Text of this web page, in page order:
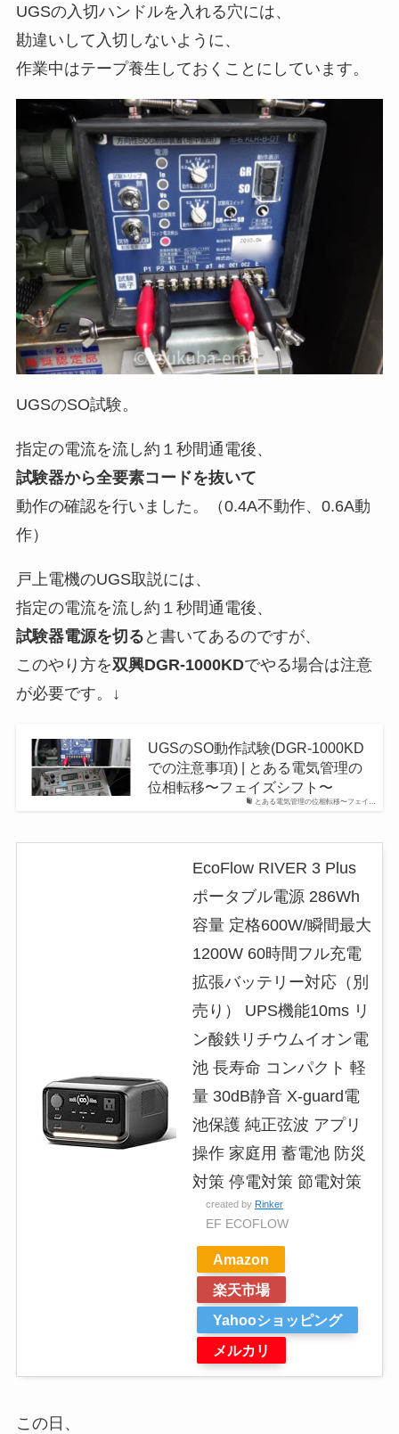
UGSの入切ハンドルを入れる穴には、
勘違いして入切しないように、
作業中はテープ養生しておくことにしています。
UGSのSO試験。
指定の電流を流し約１秒間通電後、
試験器から全要素コードを抜いて
動作の確認を行いました。（0.4A不動作、0.6A動
作）
戸上電機のUGS取説には、
指定の電流を流し約１秒間通電後、
試験器電源を切る と書いてあるのですが、
このやり方を双興DGR-1000KDでやる場合は注意
が必要です。↓
とある電気管理の位相転移〜フェイ…
UGSのSO動作試験(DGR-1000KD
での注意事項) | とある電気管理の
位相転移〜フェイズシフト〜
EcoFlow RIVER 3 Plus
ポータブル電源 286Wh
容量 定格600W/瞬間最大
1200W 60時間フル充電
拡張バッテリー対応（別
売り） UPS機能10ms リ
ン酸鉄リチウムイオン電
池 長寿命 コンパクト 軽
量 30dB静音 X-guard電
池保護 純正弦波 アプリ
操作 家庭用 蓄電池 防災
対策 停電対策 節電対策
created by Rinker
EF ECOFLOW
Amazon
楽天市場
Yahooショッピング
メルカリ
この日、